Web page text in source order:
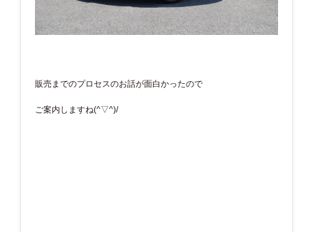
販売までのプロセスのお話が面白かったので
ご案内しますね(^▽^)/